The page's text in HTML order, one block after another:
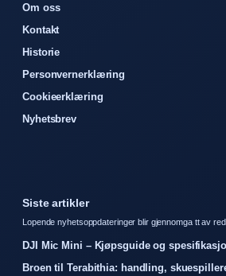
Om oss
Kontakt
Historie
Personvernerklæring
Cookieerklæring
Nyhetsbrev
Siste artikler
Lopende nyhetsoppdateringer blir gjennomga tt av
DJI Mic Mini – Kjøpsguide og
Broen til Terabithia: handling,